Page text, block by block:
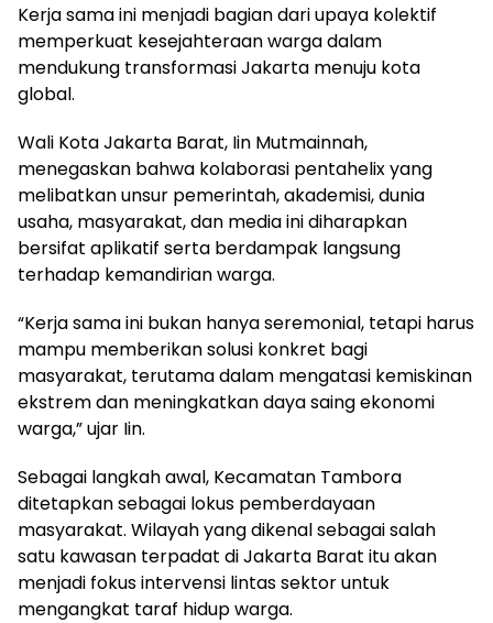
Kerja sama ini menjadi bagian dari upaya kolektif
memperkuat kesejahteraan warga dalam
mendukung transformasi Jakarta menuju kota
global.
Wali Kota Jakarta Barat, Iin Mutmainnah,
menegaskan bahwa kolaborasi pentahelix yang
melibatkan unsur pemerintah, akademisi, dunia
usaha, masyarakat, dan media ini diharapkan
bersifat aplikatif serta berdampak langsung
terhadap kemandirian warga.
“Kerja sama ini bukan hanya seremonial, tetapi harus
mampu memberikan solusi konkret bagi
masyarakat, terutama dalam mengatasi kemiskinan
ekstrem dan meningkatkan daya saing ekonomi
warga,” ujar Iin.
Sebagai langkah awal, Kecamatan Tambora
ditetapkan sebagai lokus pemberdayaan
masyarakat. Wilayah yang dikenal sebagai salah
satu kawasan terpadat di Jakarta Barat itu akan
menjadi fokus intervensi lintas sektor untuk
mengangkat taraf hidup warga.